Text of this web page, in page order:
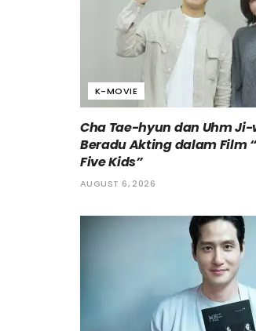
K-MOVIE
Cha Tae-hyun dan Uhm
Beradu Akting dalam Film
Five Kids”
AUGUST 6, 2026